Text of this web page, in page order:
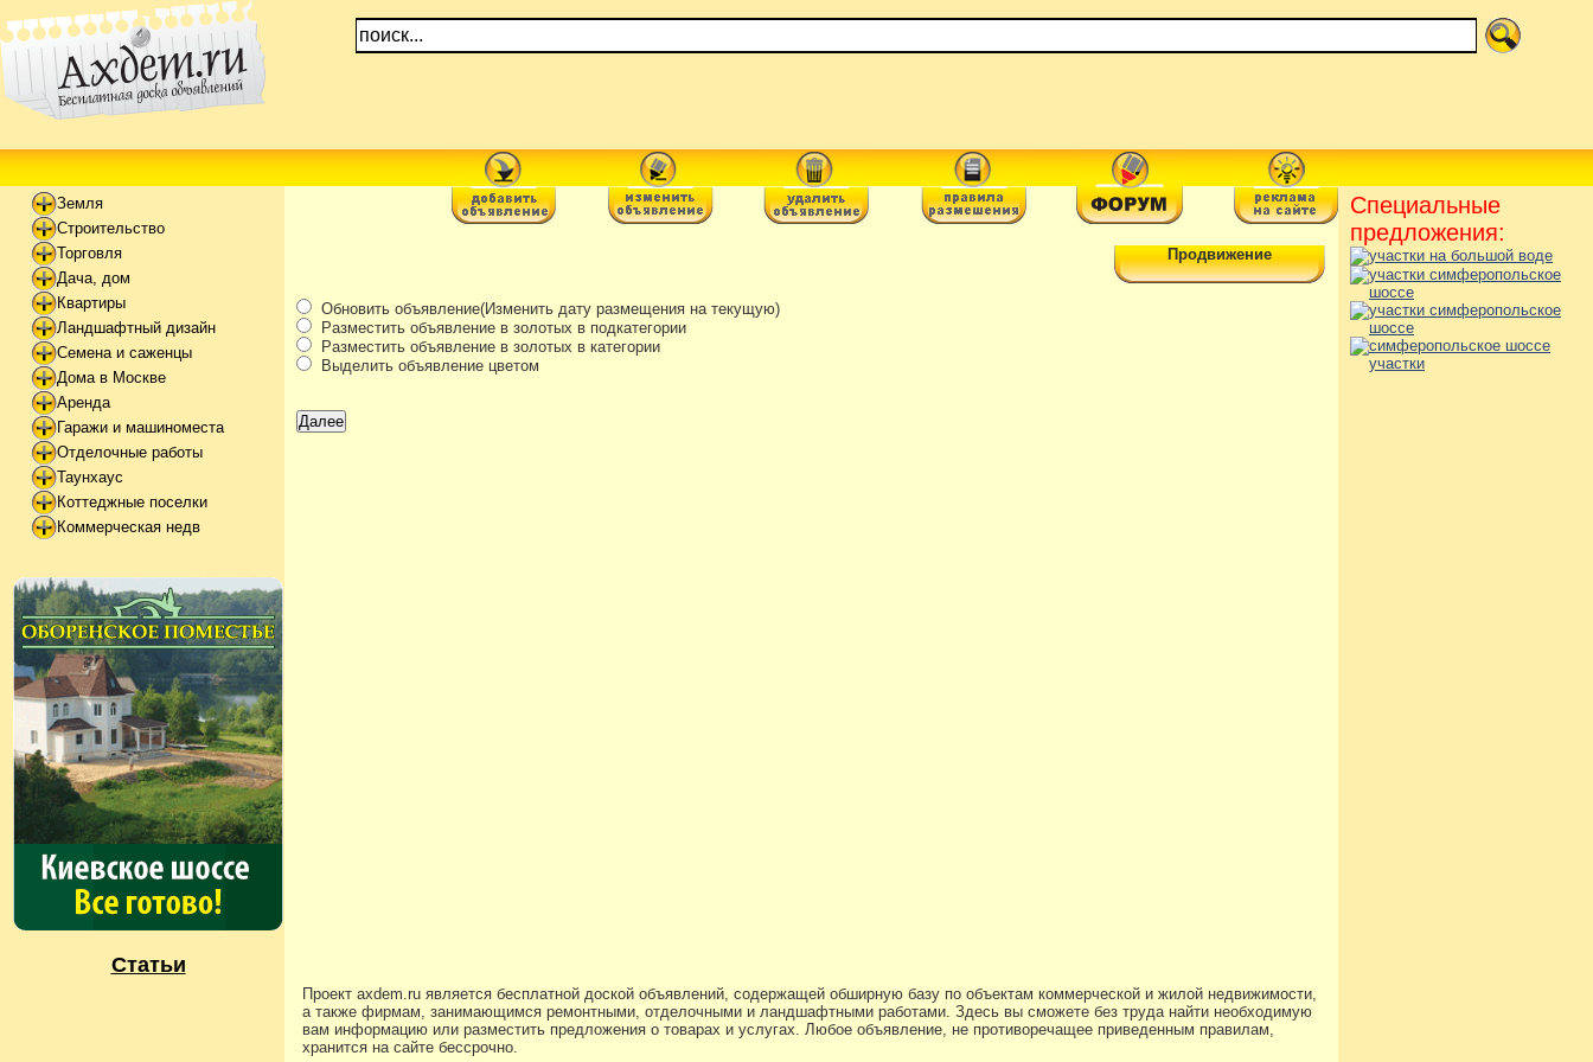
Земля
Строительство
Торговля
Дача, дом
Квартиры
Ландшафтный дизайн
Семена и саженцы
Дома в Москве
Аренда
Гаражи и машиноместа
Отделочные работы
Таунхаус
Коттеджные поселки
Коммерческая недв
Статьи
Продвижение
Обновить объявление(Изменить дату размещения на текущую)
Разместить объявление в золотых в подкатегории
Разместить объявление в золотых в категории
Выделить объявление цветом
Специальные
предложения:
Проект axdem.ru является бесплатной доской объявлений, содержащей обширную базу по объектам коммерческой и жилой недвижимости,
а также фирмам, занимающимся ремонтными, отделочными и ландшафтными работами. Здесь вы сможете без труда найти необходимую
вам информацию или разместить предложения о товарах и услугах. Любое объявление, не противоречащее приведенным правилам,
хранится на сайте бессрочно.